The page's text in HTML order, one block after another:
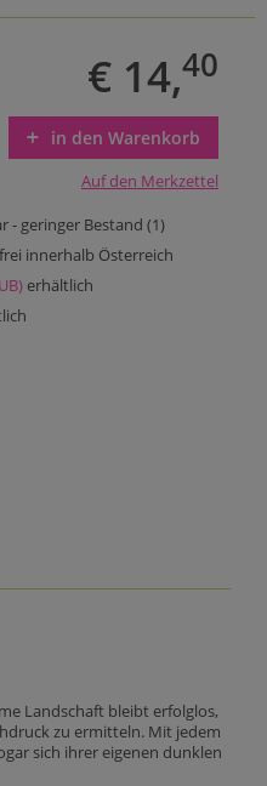
€ 14,40
in den Warenkorb
Auf den Merkzettel
- geringer Bestand (1)
innerhalb Österreich
erhältlich
Landschaft bleibt erfolglos,
zu ermitteln. Mit jedem
sich ihrer eigenen dunklen